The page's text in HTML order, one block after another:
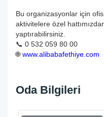
Bu organizasyonlar için
aktivitelere özel
yaptırabilirsiniz.
📞 0 532 059 80 00
🌐www.alibabafethiye.com
Oda Bilgileri